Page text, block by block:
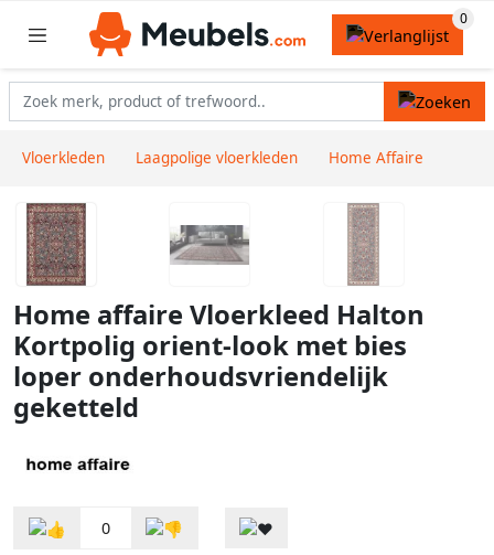
Vloerkleden Laagpolige vloerkleden Home Affaire
Home affaire Vloerkleed Halton
Kortpolig orient-look met bies
loper onderhoudsvriendelijk
geketteld
0